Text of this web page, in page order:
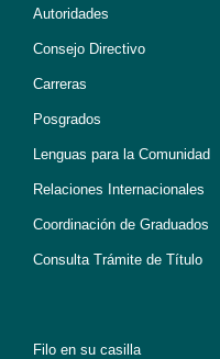
Autoridades
Consejo Directivo
Carreras
Posgrados
Lenguas para la Comunidad
Relaciones Internacionales
Coordinación de Graduados
Consulta Trámite de Título
Filo en su casilla